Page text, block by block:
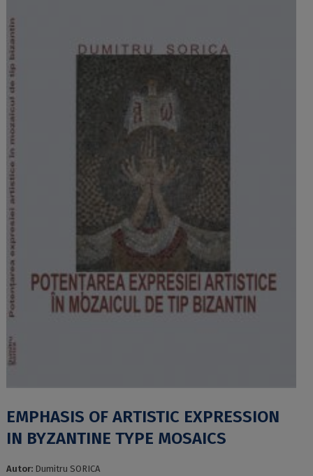
EMPHASIS OF ARTISTIC EXPRESSION
IN BYZANTINE TYPE MOSAICS
Autor: Dumitru SORICA